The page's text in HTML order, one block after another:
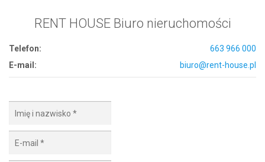
RENT HOUSE Biuro nieruchomości
Telefon:
663 966 000
E-mail:
biuro@rent-house.pl